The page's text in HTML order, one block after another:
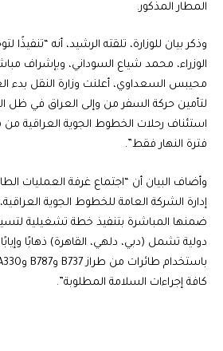
المطار المذكور.
وذكر بيان للوزارة، تلقته الرشيد، أنه
الوزراء، محمد شياع السوداني، وبإشراف
محيبس السعداوي، أعلنت وزارة النقل بدء
لتأمين حركة السفر من وإلى العراق في ظل
استئناف رحلات الخطوط الجوية العراقية من
فترة النهار فقط”.
وأضاف البيان أن “اجتماع غرفة العمليات
إدارة الشركة العامة للخطوط الجوية
ضمنها المباشرة بتنفيذ خطة تشغيلية
دولية تشمل (دبي، دلهي، القاهرة) ذهابًا
كافة إجراءات السلامة المطلوبة”.